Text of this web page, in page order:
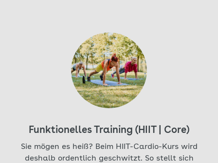
Funktionelles Training (HIIT | Core)
Sie mögen es heiß? Beim HIIT-Cardio-Kurs wird
deshalb ordentlich geschwitzt. So stellt sich